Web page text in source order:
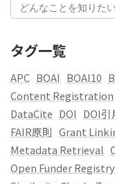
タグ一覧
APC BOAI BOAI10
Content Registration
DataCite DOI DOI
FAIR原則 Grant
Metadata Retrieval
Open Funder Registry